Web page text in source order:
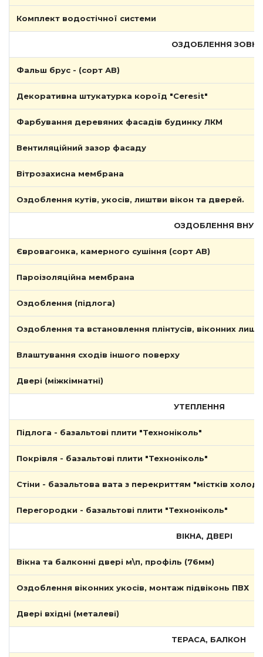
Комплект водостічної системи
ОЗДОБЛЕННЯ
Фальш брус - (сорт АВ)
Декоративна штукатурка короїд "Ceresit"
Фарбування деревяних фасадів будинку ЛКМ
Вентиляційний зазор фасаду
Вітрозахисна мембрана
Оздоблення кутів, укосів, лиштви вікон та дверей.
ОЗДОБЛЕННЯ
Євровагонка, камерного сушіння (сорт АВ)
Пароізоляційна мембрана
Оздоблення (підлога)
Оздоблення та встановлення плінтусів, віконних
Влаштування сходів іншого поверху
Двері (міжкімнатні)
УТЕПЛЕННЯ
Підлога - базальтові плити "Техноніколь"
Покрівля - базальтові плити "Техноніколь"
Стіни - базальтова вата з перекриттям "містків
Перегородки - базальтові плити "Техноніколь"
ВІКНА, ДВЕРІ
Вікна та балконні двері м\п, профіль (76мм)
Оздоблення віконних укосів, монтаж підвіконь ПВХ
Двері вхідні (металеві)
ТЕРАСА, БАЛКОН